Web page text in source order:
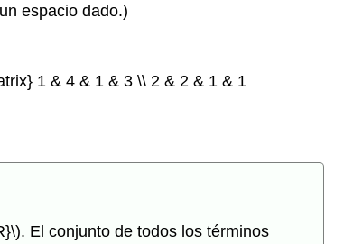
espacio dado.)
1 & 4 & 1 & 3 \\ 2 & 2 & 1 & 1
. El conjunto de todos los términos